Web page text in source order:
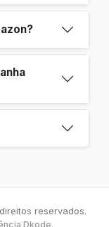
reservados.
Dkode.